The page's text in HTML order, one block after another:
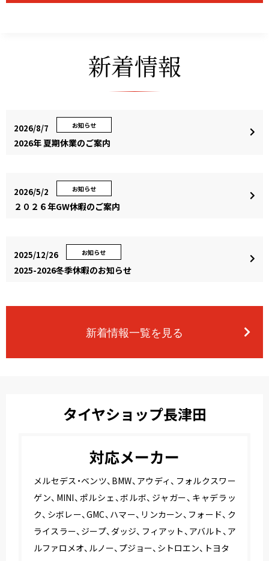
新着情報
2026/8/7 お知らせ
2026年 夏期休業のご案内
2026/5/2 お知らせ
２０２６年GW休暇のご案内
2025/12/26 お知らせ
2025-2026冬季休暇のお知らせ
新着情報一覧を見る
タイヤショップ長津田
対応メーカー
メルセデス・ベンツ、BMW、アウディ、フォルクスワー
ゲン、MINI、ポルシェ、ボルボ、ジャガー、キャデラッ
ク、シボレー、GMC、ハマー、リンカーン、フォード、ク
ライスラー、ジープ、ダッジ、フィアット、アバルト、ア
ルファロメオ、ルノー、プジョー、シトロエン、トヨタ